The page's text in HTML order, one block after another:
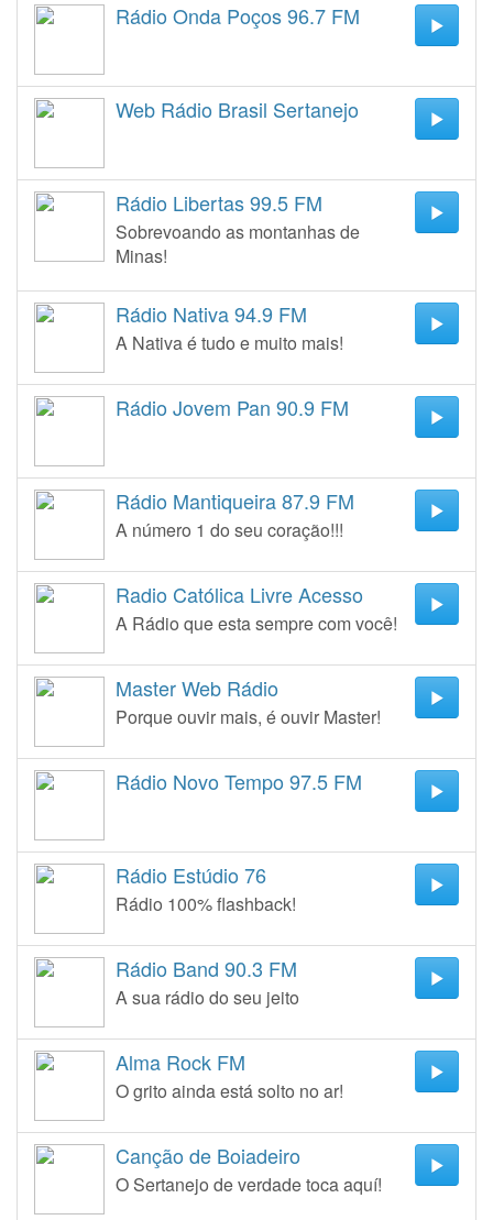
Rádio Onda Poços 96.7 FM
Web Rádio Brasil Sertanejo
Rádio Libertas 99.5 FM
Sobrevoando as montanhas de
Minas!
Rádio Nativa 94.9 FM
A Nativa é tudo e muito mais!
Rádio Jovem Pan 90.9 FM
Rádio Mantiqueira 87.9 FM
A número 1 do seu coração!!!
Radio Católica Livre Acesso
A Rádio que esta sempre com você!
Master Web Rádio
Porque ouvir mais, é ouvir Master!
Rádio Novo Tempo 97.5 FM
Rádio Estúdio 76
Rádio 100% flashback!
Rádio Band 90.3 FM
A sua rádio do seu jeito
Alma Rock FM
O grito ainda está solto no ar!
Canção de Boiadeiro
O Sertanejo de verdade toca aquí!